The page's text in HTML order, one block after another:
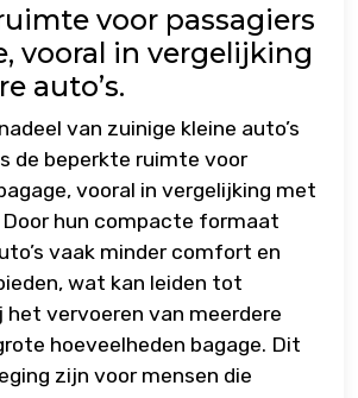
voor passagiers
vooral in vergelijking
auto’s.
van zuinige kleine auto’s
de beperkte ruimte voor
vooral in vergelijking met
Door hun compacte formaat
vaak minder comfort en
wat kan leiden tot
het vervoeren van meerdere
hoeveelheden bagage. Dit
zijn voor mensen die